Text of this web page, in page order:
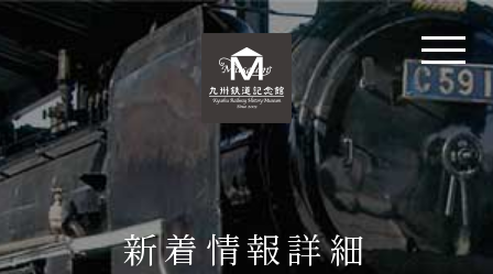
新着情報詳細